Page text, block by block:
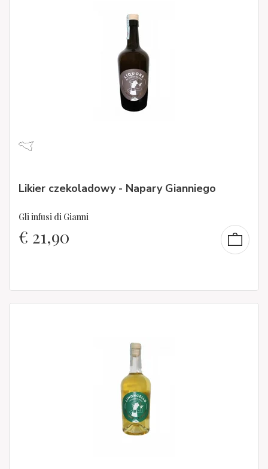
Likier czekoladowy - Napary Gianniego
Gli infusi di Gianni
€ 21,90